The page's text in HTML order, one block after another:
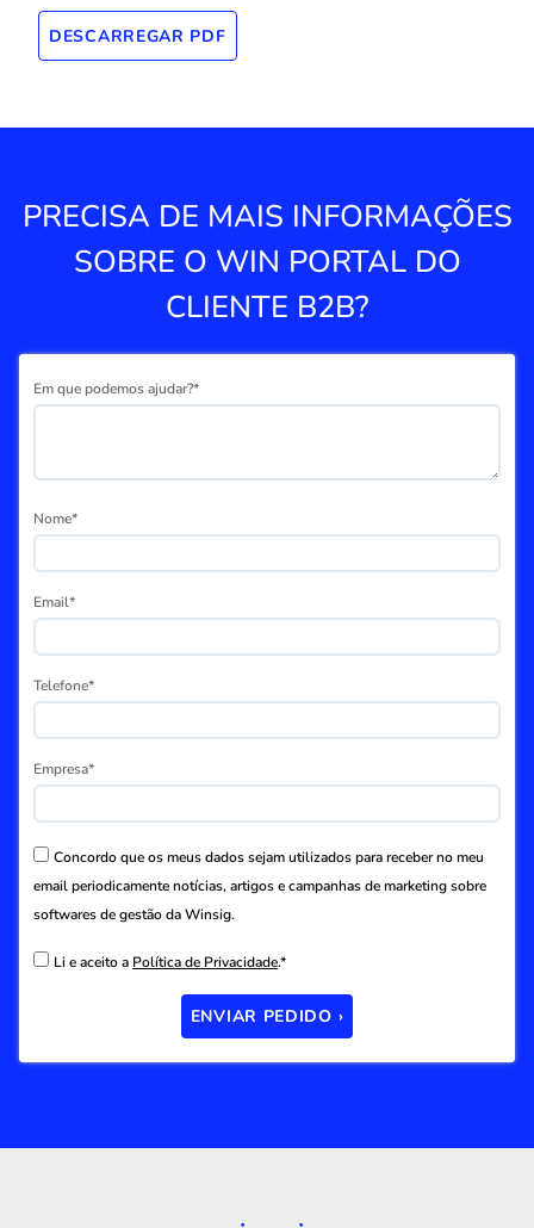
DESCARREGAR PDF
PRECISA DE MAIS INFORMAÇÕES
SOBRE O WIN PORTAL DO
CLIENTE B2B?
Em que podemos ajudar?*
Nome*
Email*
Telefone*
Empresa*
Concordo que os meus dados sejam utilizados para receber no meu
email periodicamente notícias, artigos e campanhas de marketing sobre
softwares de gestão da Winsig.
Li e aceito a Política de Privacidade.*
ENVIAR PEDIDO ›